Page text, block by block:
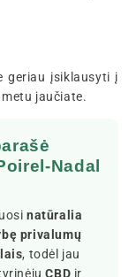
geriau įsiklausyti į
jaučiate.
Nadal
natūralia
privalumų
, todėl jau
CBD ir